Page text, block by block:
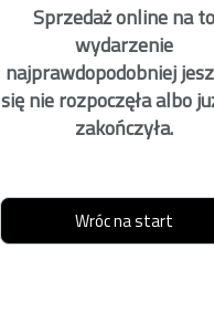
Sprzedaż online na to
wydarzenie
najprawdopodobniej
się nie rozpoczęła albo
zakończyła.
Wróc na start